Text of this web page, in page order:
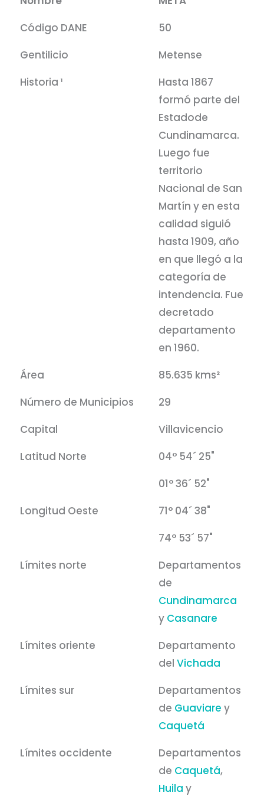
Código DANE
50
Gentilicio
Metense
Historia ¹
Hasta 1867
formó parte del
Estadode
Cundinamarca.
Luego fue
territorio
Nacional de San
Martín y en esta
calidad siguió
hasta 1909, año
en que llegó a la
categoría de
intendencia. Fue
decretado
departamento
en 1960.
Área
85.635 kms²
Número de Municipios
29
Capital
Villavicencio
Latitud Norte
04° 54´ 25"
01° 36´ 52"
Longitud Oeste
71° 04´ 38"
74° 53´ 57"
Límites norte
Departamentos
de
Cundinamarca
y Casanare
Límites oriente
Departamento
del Vichada
Límites sur
Departamentos
de Guaviare y
Caquetá
Límites occidente
Departamentos
de Caquetá,
Huila y